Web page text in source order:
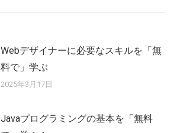
Webデザイナーに必要なスキルを「無
料で」学ぶ
2025年3月17日
Javaプログラミングの基本を「無料